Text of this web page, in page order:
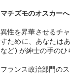
マチズモのオスカーへ
異性を昇華させるチ
すために、あなたは
など) が紳士の手のひ
フランス政治部門の